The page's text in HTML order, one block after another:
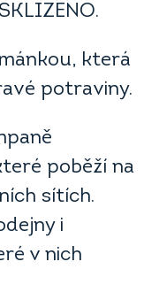
která
potraviny.
poběží na
sítích.
i
v nich